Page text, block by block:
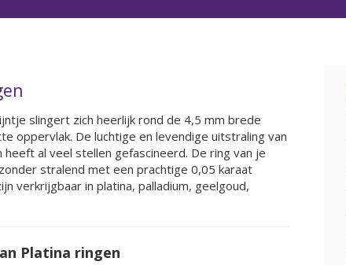
slingert zich heerlijk rond de 4,5 mm brede
oppervlak. De luchtige en levendige uitstraling van
al veel stellen gefascineerd. De ring van je
stralend met een prachtige 0,05 karaat
verkrijgbaar in platina, palladium, geelgoud,
Platina ringen